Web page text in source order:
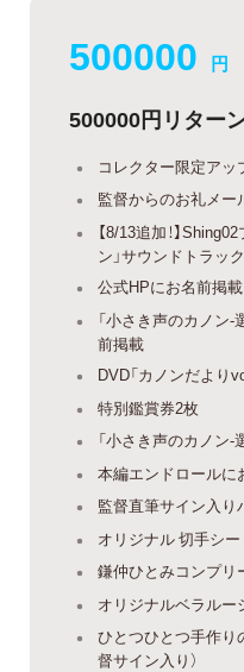
500000 円
500000円リター
コレクター限定アッ
監督からのお礼メー
【8/13追加！】
ン」サウンドトラッ
公式HPにお名前掲載
「小さき声のカノン-
前掲載
DVD「カノンだより
特別鑑賞券2枚
「小さき声のカノン
本編エンドロールに
監督直筆サイン入り
オリジナル 切手シー
鎌仲ひとみコンプリ
オリジナルベラルー
ひとつひとつ手作り
督サイン入り）